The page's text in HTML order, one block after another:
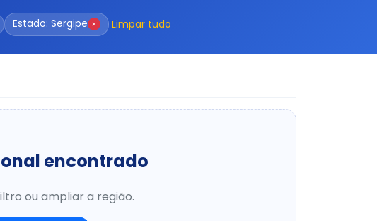
Estado: Sergipe × Limpar tudo
encontrado
ou ampliar a região.